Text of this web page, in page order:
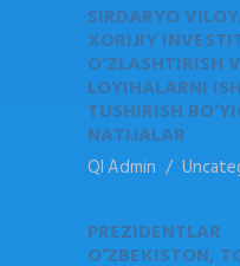
SIRDARYO
XORIJIY
O’ZLASHTIRISH
LOYIHALARNI
TUSHIRISH
NATIJALAR
QI Admin
PREZIDENTLAR
O’ZBEKISTON,